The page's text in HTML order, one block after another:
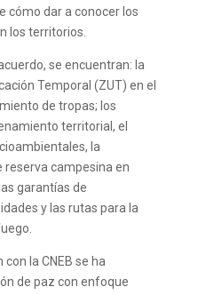
cómo dar a conocer los
los territorios.
se encuentran: la
Temporal (ZUT) en el
de tropas; los
territorial, el
la
campesina en
garantías de
y las rutas para la
la CNEB se ha
de paz con enfoque